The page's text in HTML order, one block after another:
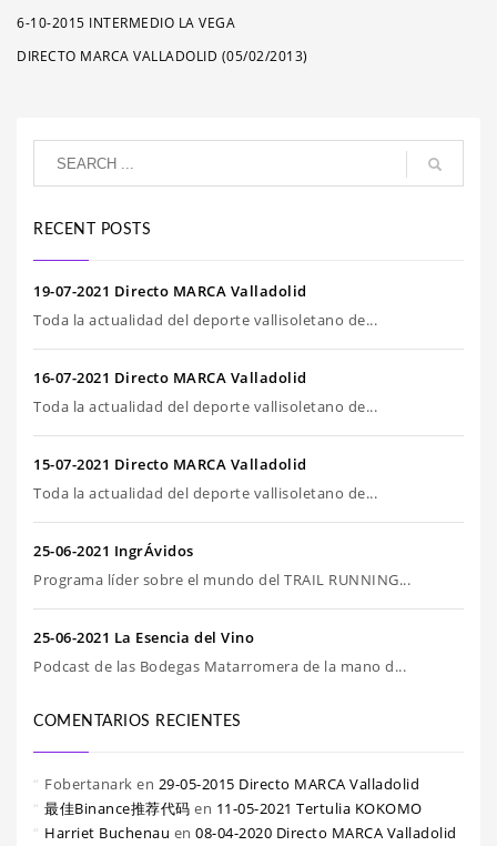
6-10-2015 INTERMEDIO LA VEGA
DIRECTO MARCA VALLADOLID (05/02/2013)
RECENT POSTS
19-07-2021 Directo MARCA Valladolid
Toda la actualidad del deporte vallisoletano de...
16-07-2021 Directo MARCA Valladolid
Toda la actualidad del deporte vallisoletano de...
15-07-2021 Directo MARCA Valladolid
Toda la actualidad del deporte vallisoletano de...
25-06-2021 IngrÁvidos
Programa líder sobre el mundo del TRAIL RUNNING...
25-06-2021 La Esencia del Vino
Podcast de las Bodegas Matarromera de la mano d...
COMENTARIOS RECIENTES
Fobertanark en 29-05-2015 Directo MARCA Valladolid
最佳Binance推荐代码 en 11-05-2021 Tertulia KOKOMO
Harriet Buchenau en 08-04-2020 Directo MARCA Valladolid